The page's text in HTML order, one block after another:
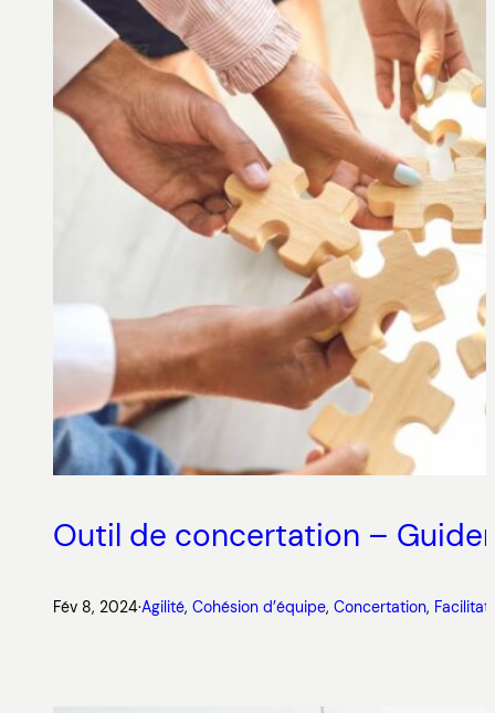
Outil de concertation –
Fév 8, 2024·Agilité, Cohésion d’équipe, Concertation,